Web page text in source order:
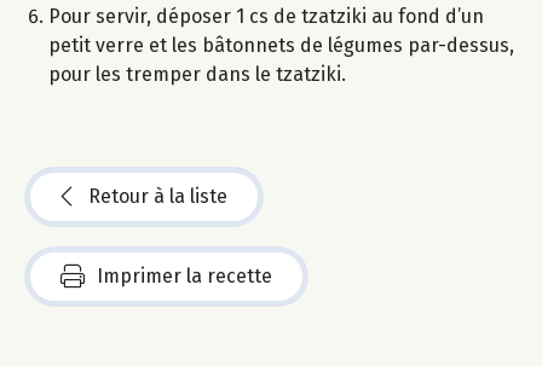
Pour servir, déposer 1 cs de tzatziki au fond d’un
petit verre et les bâtonnets de légumes par-dessus,
pour les tremper dans le tzatziki.
Retour à la liste
Imprimer la recette